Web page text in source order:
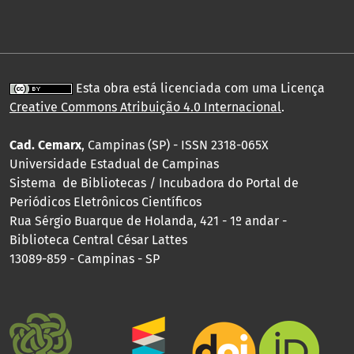
Esta obra está licenciada com uma Licença
Creative Commons Atribuição 4.0 Internacional.
Cad. Cemarx, Campinas (SP) - ISSN 2318-065X
Universidade Estadual de Campinas
Sistema de Bibliotecas / Incubadora do Portal de
Periódicos Eletrônicos Científicos
Rua Sérgio Buarque de Holanda, 421 - 1º andar -
Biblioteca Central César Lattes
13089-859 - Campinas - SP